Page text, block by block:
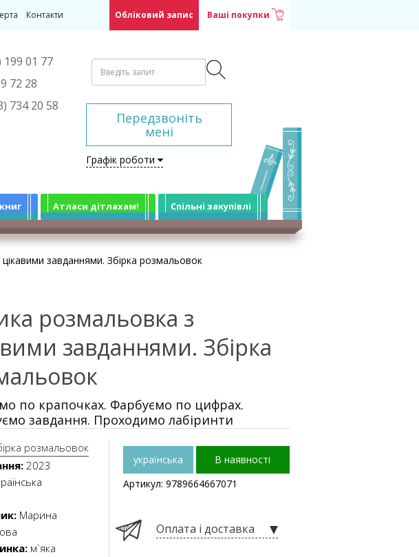
Контакти Обліковий запис Ваші покупки
199 01 77
72 28
734 20 58
Передзвоніть
мені
Графік роботи
Атласи дітлахам! Спільні закупівлі
завданнями. Збірка розмальовок
розмальовка з
завданнями. Збірка
по крапочках. Фарбуємо по цифрах.
завдання. Проходимо лабіринти
розмальовок
2023
Марина
м`яка
українська
В наявності
Артикул: 9789664667071
Оплата і доставка